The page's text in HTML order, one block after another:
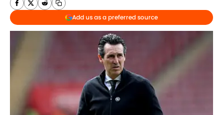
Add us as a preferred source